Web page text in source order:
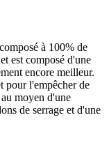
à 100% de
est composé d'une
encore meilleur.
pour l'empêcher de
moyen d'une
de serrage et d'une